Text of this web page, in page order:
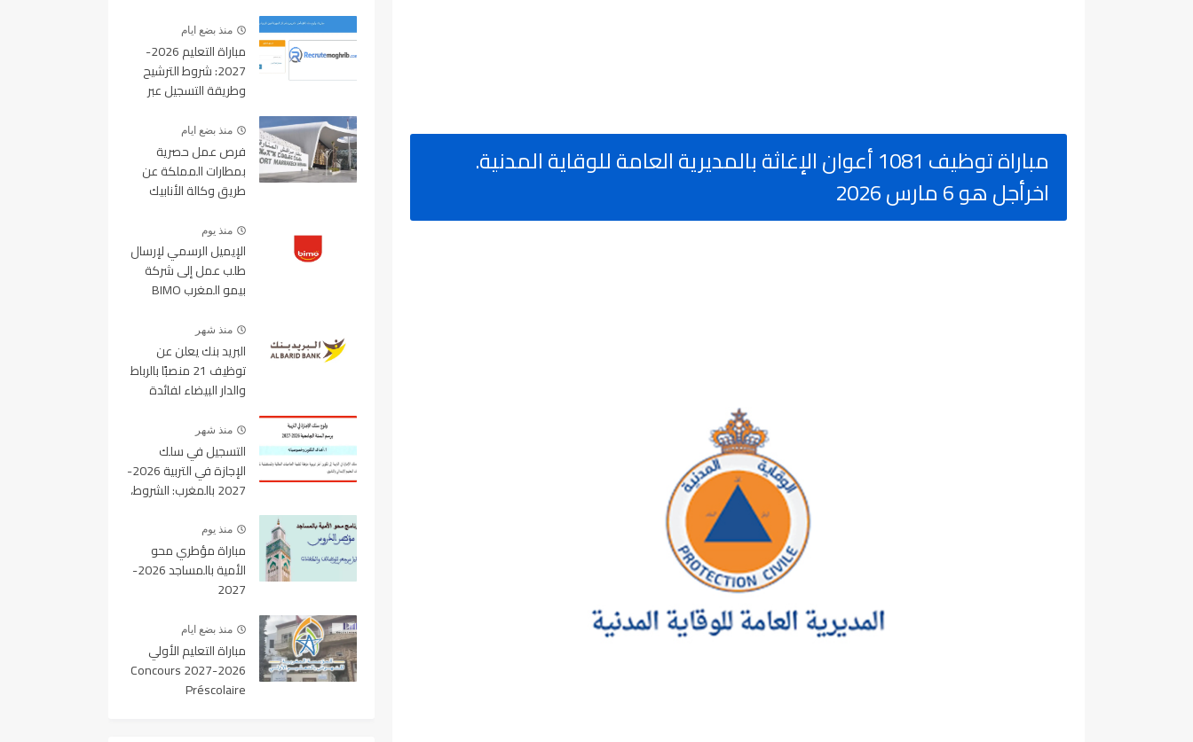
مباراة توظيف 1081 أعوان الإغاثة بالمديرية العامة للوقاية المدنية.
اخرأجل هو 6 مارس 2026
منذ بضع ايام
مباراة التعليم 2026-
2027: شروط الترشيح
وطريقة التسجيل عبر
منذ بضع ايام
فرص عمل حصرية
بمطارات المملكة عن
طريق وكالة الأنابيك
منذ يوم
الإيميل الرسمي لإرسال
طلب عمل إلى شركة
بيمو المغرب BIMO
منذ شهر
البريد بنك يعلن عن
توظيف 21 منصبًا بالرباط
والدار البيضاء لفائدة
والتقنيين
منذ شهر
التسجيل في سلك
الإجازة في التربية 2026-
2027 بالمغرب: الشروط،
ورابط التسجيل
منذ يوم
مباراة مؤطري محو
الأمية بالمساجد 2026-
2027
منذ بضع ايام
مباراة التعليم الأولي
2026-2027 Concours
Préscolaire